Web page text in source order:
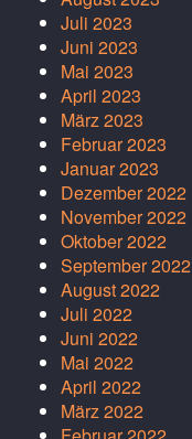
Juli 2023
Juni 2023
Mai 2023
April 2023
März 2023
Februar 2023
Januar 2023
Dezember 2022
November 2022
Oktober 2022
September 2022
August 2022
Juli 2022
Juni 2022
Mai 2022
April 2022
März 2022